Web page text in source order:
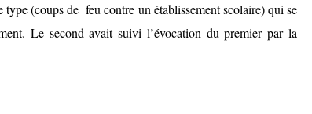
type (coups de feu contre un établissement scolaire) qui se
Le second avait suivi l’évocation du premier par la